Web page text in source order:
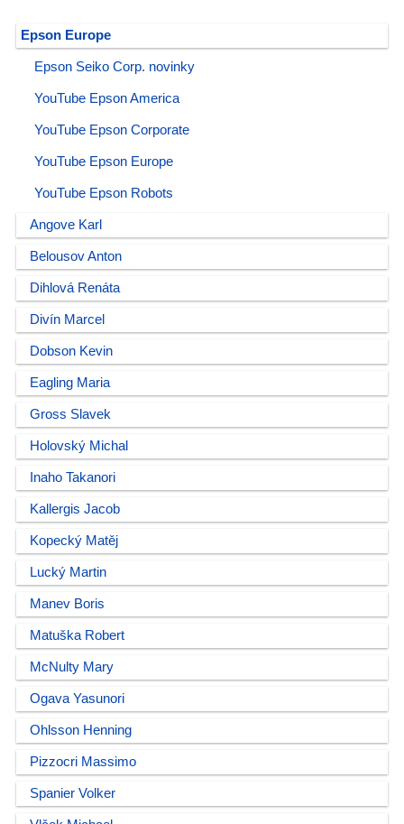
Epson Europe
Epson Seiko Corp. novinky
YouTube Epson America
YouTube Epson Corporate
YouTube Epson Europe
YouTube Epson Robots
Angove Karl
Belousov Anton
Dihlová Renáta
Divín Marcel
Dobson Kevin
Eagling Maria
Gross Slavek
Holovský Michal
Inaho Takanori
Kallergis Jacob
Kopecký Matěj
Lucký Martin
Manev Boris
Matuška Robert
McNulty Mary
Ogava Yasunori
Ohlsson Henning
Pizzocri Massimo
Spanier Volker